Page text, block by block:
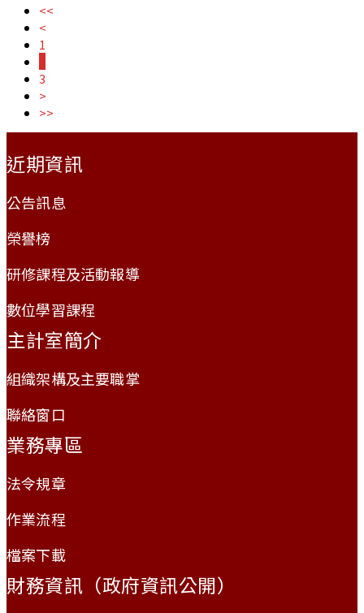
<<
<
1
3
>
>>
近期資訊
公告訊息
榮譽榜
研修課程及活動報導
數位學習課程
主計室簡介
組織架構及主要職掌
聯絡窗口
業務專區
法令規章
作業流程
檔案下載
財務資訊（政府資訊公開）